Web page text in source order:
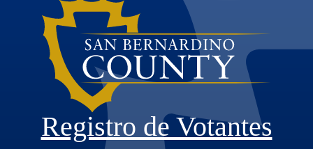
Registro de Votantes